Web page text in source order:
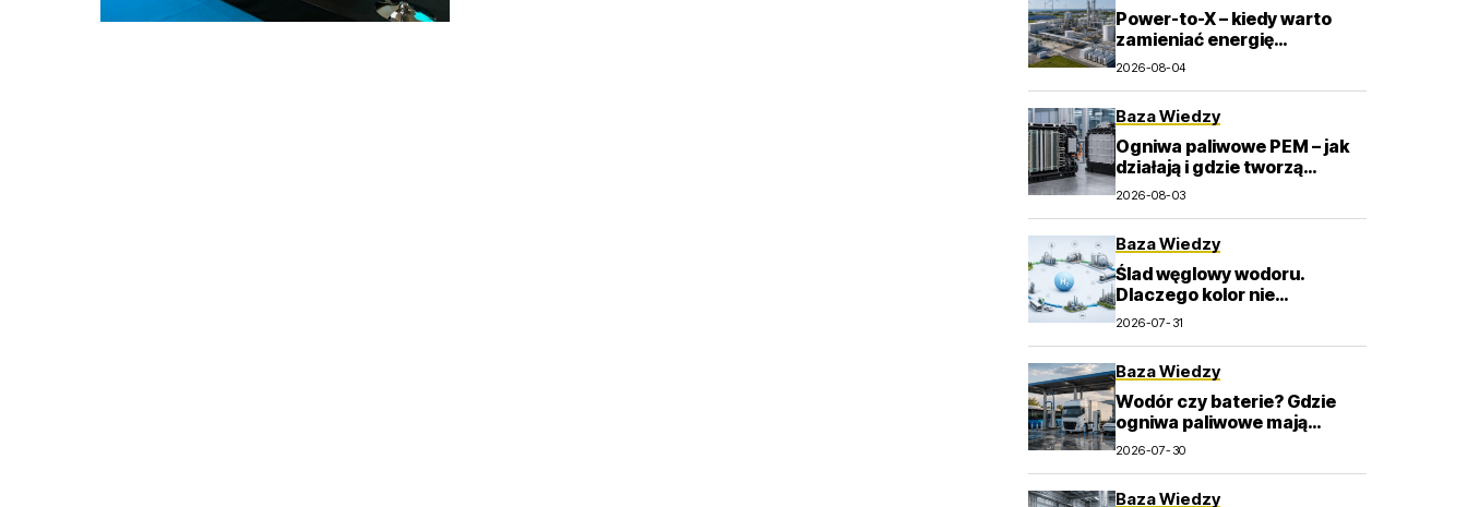
Power-to-X – kiedy warto
zamieniać energię
odnawialną w wodór i e-
2026-08-04
Baza Wiedzy
Ogniwa paliwowe PEM – jak
działają i gdzie tworzą
wartość dla przemysłu?
2026-08-03
Baza Wiedzy
Ślad węglowy wodoru.
Dlaczego kolor nie
wystarcza do oceny emisji? –
2026-07-31
Baza Wiedzy
Wodór czy baterie? Gdzie
ogniwa paliwowe mają
największy sens w
2026-07-30
Baza Wiedzy